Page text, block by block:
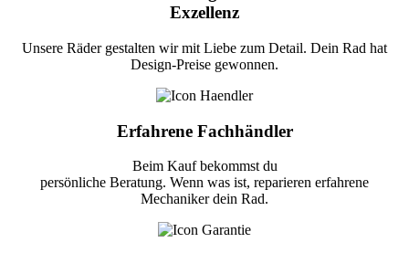
Exzellenz
Unsere Räder gestalten wir mit Liebe zum Detail. Dein Rad hat
Design-Preise gewonnen.
Erfahrene Fachhändler
Beim Kauf bekommst du
persönliche Beratung. Wenn was ist, reparieren erfahrene
Mechaniker dein Rad.